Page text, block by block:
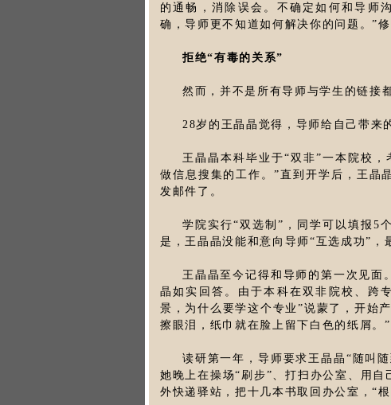
的通畅，消除误会。不确定如何和导师
确，导师更不知道如何解决你的问题。”修
拒绝“有毒的关系”
然而，并不是所有导师与学生的链接
28岁的王晶晶觉得，导师给自己带来
王晶晶本科毕业于“双非”一本院校
做信息搜集的工作。”直到开学后，王晶
发邮件了。
学院实行“双选制”，同学可以填报5
是，王晶晶没能和意向导师“互选成功”，
王晶晶至今记得和导师的第一次见面
晶如实回答。由于本科在双非院校、跨
景，为什么要学这个专业”说蒙了，开始
擦眼泪，纸巾就在脸上留下白色的纸屑。
读研第一年，导师要求王晶晶“随叫
她晚上在操场“刷步”、打扫办公室、用
外快递驿站，把十几本书取回办公室，“